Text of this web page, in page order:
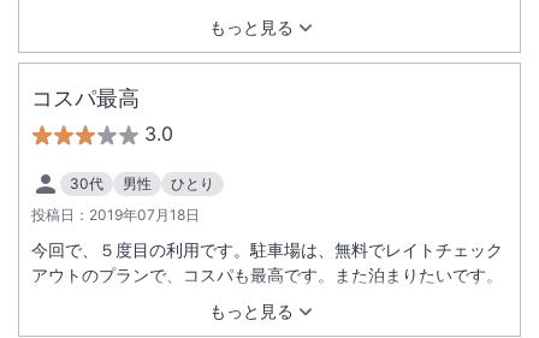
もっと見る
コスパ最高
3.0
30代 男性
ひとり
投稿日： 2019年07月18日
もっと見る
今回で、５度目の利用です。駐車場は、無料でレイトチェック
アウトのプランで、コスパも最高です。また泊まりたいです。